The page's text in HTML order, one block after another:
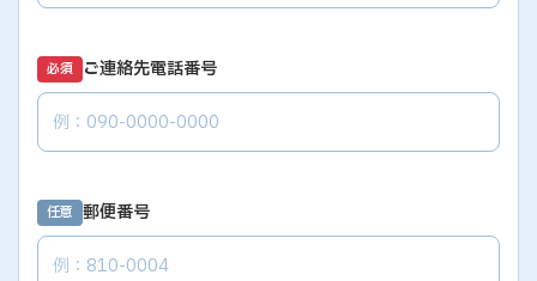
必須 ご連絡先電話番号
任意 郵便番号